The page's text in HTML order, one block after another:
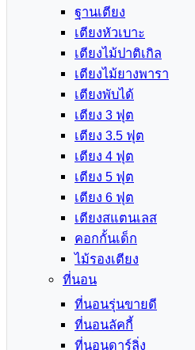
ฐานเตียง
เตียงหัวเบาะ
เตียงไม้ปาติเกิล
เตียงไม้ยางพารา
เตียงพับได้
เตียง 3 ฟุต
เตียง 3.5 ฟุต
เตียง 4 ฟุต
เตียง 5 ฟุต
เตียง 6 ฟุต
เตียงสแตนเลส
คอกกั้นเด็ก
ไม้รองเตียง
ที่นอน
ที่นอนรุ่นขายดี
ที่นอนลัคกี้
ที่นอนดาร์ลิ่ง